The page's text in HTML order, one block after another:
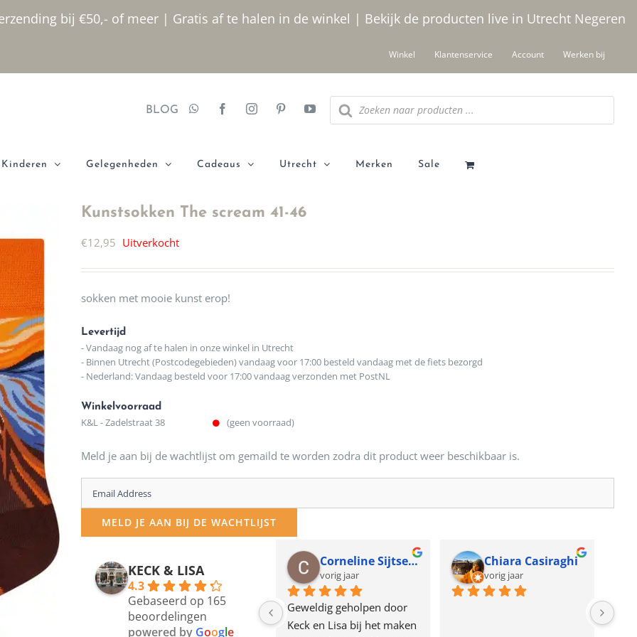
bij €50,- of meer | Gratis af te halen in de winkel | Bekijk de producten live in Utrecht Negeren
Winkel Klantenservice Account Werken bij
BLOG
Producten
zoeken
Kinderen Gelegenheden Cadeaus Utrecht Merken Sale
Kunstsokken The scream 41-46
€12,95 Uitverkocht
sokken met mooie kunst erop!
Levertijd
- Vandaag nog af te halen in onze winkel in Utrecht
- Binnen Utrecht (Postcodegebieden) vandaag voor 17:00 besteld vandaag met de fiets bezorgd
- Nederland: Vandaag besteld voor 17:00 vandaag verzonden met PostNL
Winkelvoorraad
K&L - Zadelstraat 38 (geen voorraad)
Meld je aan bij de wachtlijst om gemaild te worden zodra dit product weer beschikbaar is.
Enter
your
email
MELD JE AAN BIJ DE WACHTLIJST
KECK & LISA
4.3
Gebaseerd op 165
beoordelingen
powered by Google
rosawillemijn
geleden
dagje in Utrecht
deze leuke
12 maanden geleden
Waarom in hemelsnaam
de woonwinkel op de
Corneline Sijtsema
vorig jaar
Geweldig geholpen door
Keck en Lisa bij het maken
Chiara Casiraghi
vorig jaar